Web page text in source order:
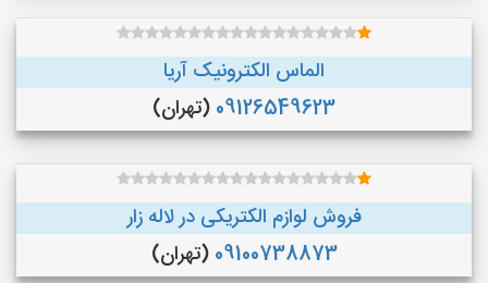
الماس الکترونیک آریا
09126549623 (تهران)
فروش لوازم الکتریکی در لاله زار
09100738873 (تهران)